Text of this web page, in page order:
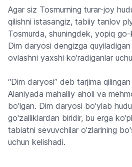
Agar siz Tosmurning turar-joy
qilishni istasangiz, tabiiy tanlov
Tosmurda, shuningdek, yopiq
Dim daryosi dengizga
ovlashni yaxshi ko'radiganlar
“Dim daryosi” deb tarjima
Alaniyada mahalliy aholi va
bo'lgan. Dim daryosi bo'ylab
go'zalliklardan biridir, bu erga
tabiatni sevuvchilar o'zlarining
uchun kelishadi.